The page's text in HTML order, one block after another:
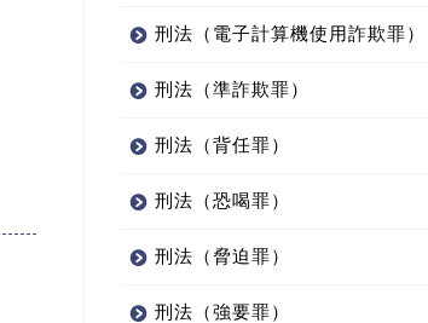
刑法（電子計算機使用詐欺罪）
刑法（準詐欺罪）
刑法（背任罪）
刑法（恐喝罪）
刑法（脅迫罪）
刑法（強要罪）